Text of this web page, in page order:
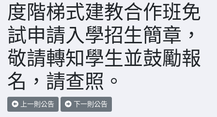
度階梯式建教合作班免
試申請入學招生簡章，
敬請轉知學生並鼓勵報
名，請查照。
上一則公告 下一則公告